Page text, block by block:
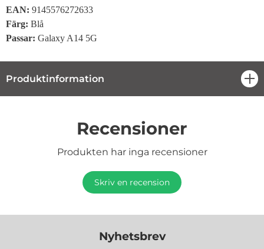
EAN: 9145576272633
Färg: Blå
Passar: Galaxy A14 5G
Produktinformation
Recensioner
Produkten har inga recensioner
Skriv en recension
Nyhetsbrev